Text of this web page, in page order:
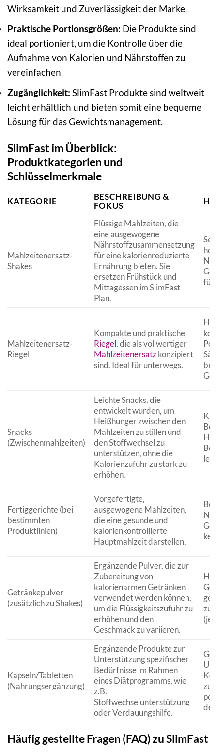
Wirksamkeit und Zuverlässigkeit der Marke.
Praktische Portionsgrößen: Die Produkte sind
ideal portioniert, um die Kontrolle über die
Aufnahme von Kalorien und Nährstoffen zu
vereinfachen.
Zugänglichkeit: SlimFast Produkte sind weltweit
leicht erhältlich und bieten somit eine bequeme
Lösung für das Gewichtsmanagement.
SlimFast im Überblick:
Produktkategorien und
Schlüsselmerkmale
KATEGORIE
BESCHREIBUNG &
FOKUS
Mahlzeitenersatz-
Shakes
Flüssige Mahlzeiten, die
eine ausgewogene
Nährstoffzusammensetzung
für eine kalorienreduzierte
Ernährung bieten. Sie
ersetzen Frühstück und
Mittagessen im SlimFast
Plan.
für
Mahlzeitenersatz-
Riegel
Kompakte und praktische
Riegel, die als vollwertiger
Mahlzeitenersatzkonzipiert
sind. Ideal für unterwegs.
Snacks
(Zwischenmahlzeiten)
Leichte Snacks, die
entwickelt wurden, um
Heißhunger zwischen den
Mahlzeiten zu stillen und
den Stoffwechsel zu
unterstützen, ohne die
Kalorienzufuhr zu stark zu
erhöhen.
Fertiggerichte (bei
bestimmten
Produktlinien)
Vorgefertigte,
ausgewogene Mahlzeiten,
die eine gesunde und
kalorienkontrollierte
Hauptmahlzeit darstellen.
Getränkepulver
(zusätzlich zu Shakes)
Ergänzende Pulver, die zur
Zubereitung von
kalorienarmen Getränken
verwendet werden können,
um die Flüssigkeitszufuhr zu
erhöhen und den
Geschmack zu variieren.
(je
Kapseln/Tabletten
(Nahrungsergänzung)
Ergänzende Produkte zur
Unterstützung spezifischer
Bedürfnisse im Rahmen
eines Diätprogramms, wie
z.B.
Stoffwechselunterstützung
oder Verdauungshilfe.
zur
Häufig gestellte Fragen (FAQ) zu SlimFast